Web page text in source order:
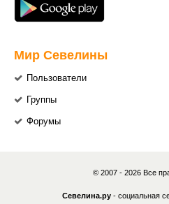
Мир Севелины
Пользователи
Группы
Форумы
© 2007 - 2026 Все
Севелина.ру- социальная